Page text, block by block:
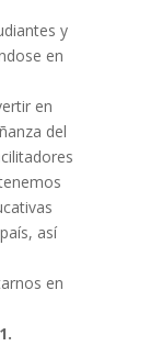
y
en
en
del
así
en